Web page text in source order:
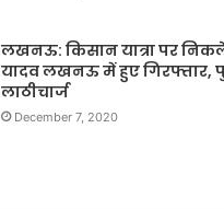
लखनऊ: किसान यात्रा पर
यादव लखनऊ में हुए गिरफ्तार,
लाठीचार्ज
December 7, 2020